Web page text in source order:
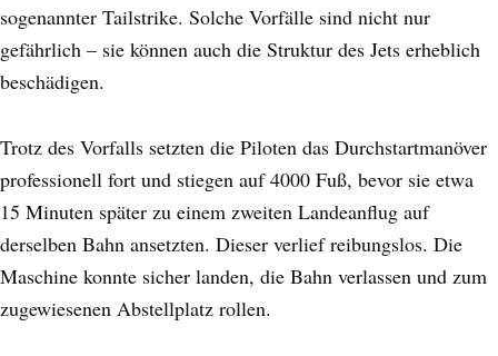
sogenannter Tailstrike. Solche Vorfälle sind nicht nur
gefährlich – sie können auch die Struktur des Jets erheblich
beschädigen.
Trotz des Vorfalls setzten die Piloten das Durchstartmanöver
professionell fort und stiegen auf 4000 Fuß, bevor sie etwa
15 Minuten später zu einem zweiten Landeanflug auf
derselben Bahn ansetzten. Dieser verlief reibungslos. Die
Maschine konnte sicher landen, die Bahn verlassen und zum
zugewiesenen Abstellplatz rollen.